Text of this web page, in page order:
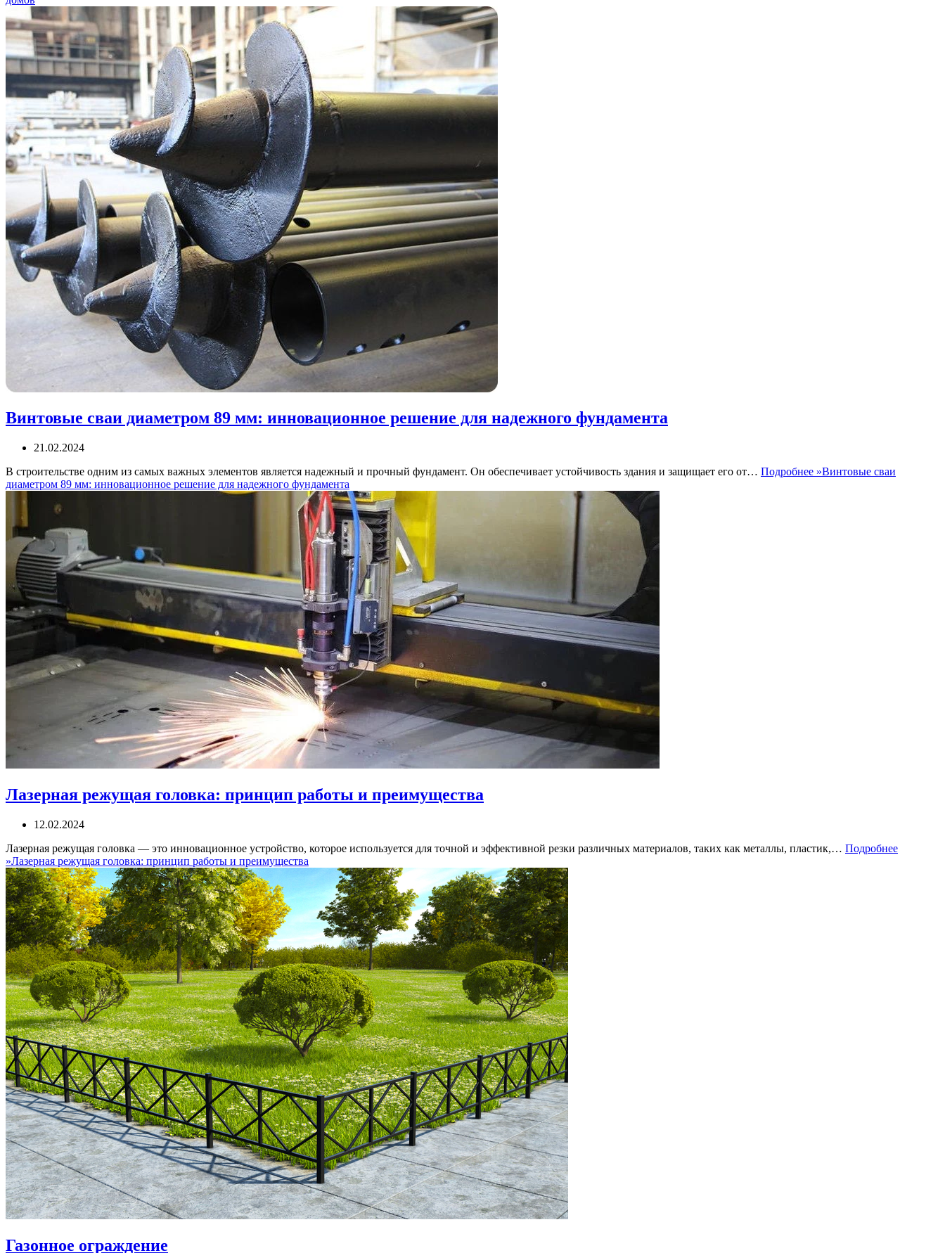
Винтовые сваи диаметром 89 мм: инновационное решение для надежного фундамента
21.02.2024
В строительстве одним из самых важных элементов является надежный и прочный фундамент. Он обеспечивает устойчивость здания и защищает его от… Подробнее »Винтовые сваи
диаметром 89 мм: инновационное решение для надежного фундамента
Лазерная режущая головка: принцип работы и преимущества
12.02.2024
Лазерная режущая головка — это инновационное устройство, которое используется для точной и эффективной резки различных материалов, таких как металлы, пластик,… Подробнее
»Лазерная режущая головка: принцип работы и преимущества
Газонное ограждение